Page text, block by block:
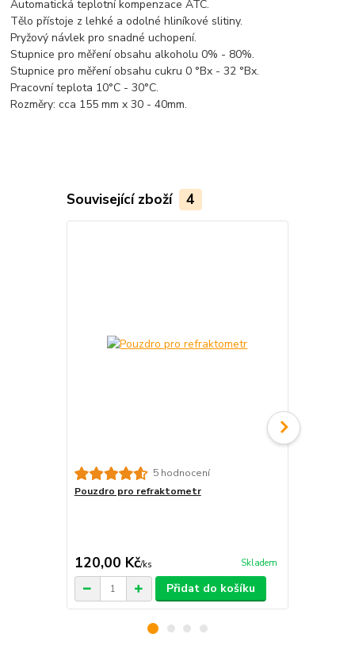
Automatická teplotní kompenzace ATC.
Tělo přístoje z lehké a odolné hliníkové slitiny.
Pryžový návlek pro snadné uchopení.
Stupnice pro měření obsahu alkoholu 0% - 80%.
Stupnice pro měření obsahu cukru 0 °Bx - 32 °Bx.
Pracovní teplota 10°C - 30°C.
Rozměry: cca 155 mm x 30 - 40mm.
Související zboží 4
5 hodnocení
Pouzdro pro refraktometr
120,00 Kč/ks Skladem
Přidat do košíku